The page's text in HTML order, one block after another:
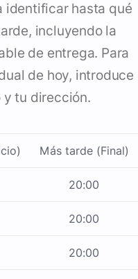
identificar hasta qué
incluyendo la
de entrega. Para
de hoy, introduce
y tu dirección.
Más tarde (Final)
20:00
20:00
20:00